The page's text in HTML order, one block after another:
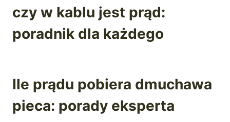
czy w kablu jest prąd:
poradnik dla każdego
Ile prądu pobiera dmuchawa
pieca: porady eksperta